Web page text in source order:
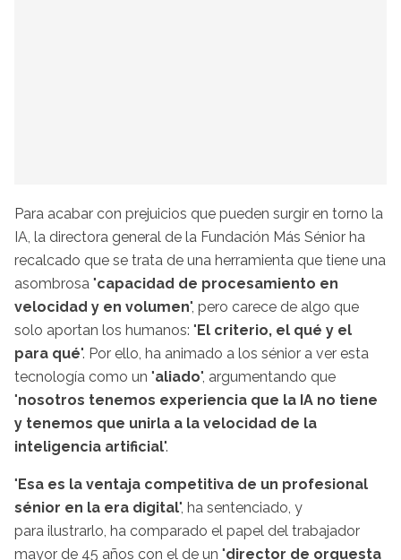
Para acabar con prejuicios que pueden surgir en torno la
IA, la directora general de la Fundación Más Sénior ha
recalcado que se trata de una herramienta que tiene una
asombrosa "capacidad de procesamiento en
velocidad y en volumen", pero carece de algo que
solo aportan los humanos: "El criterio, el qué y el
para qué". Por ello, ha animado a los sénior a ver esta
tecnología como un "aliado", argumentando que
"nosotros tenemos experiencia que la IA no tiene
y tenemos que unirla a la velocidad de la
inteligencia artificial".
"Esa es la ventaja competitiva de un profesional
sénior en la era digital", ha sentenciado, y
para ilustrarlo, ha comparado el papel del trabajador
mayor de 45 años con el de un "director de orquesta